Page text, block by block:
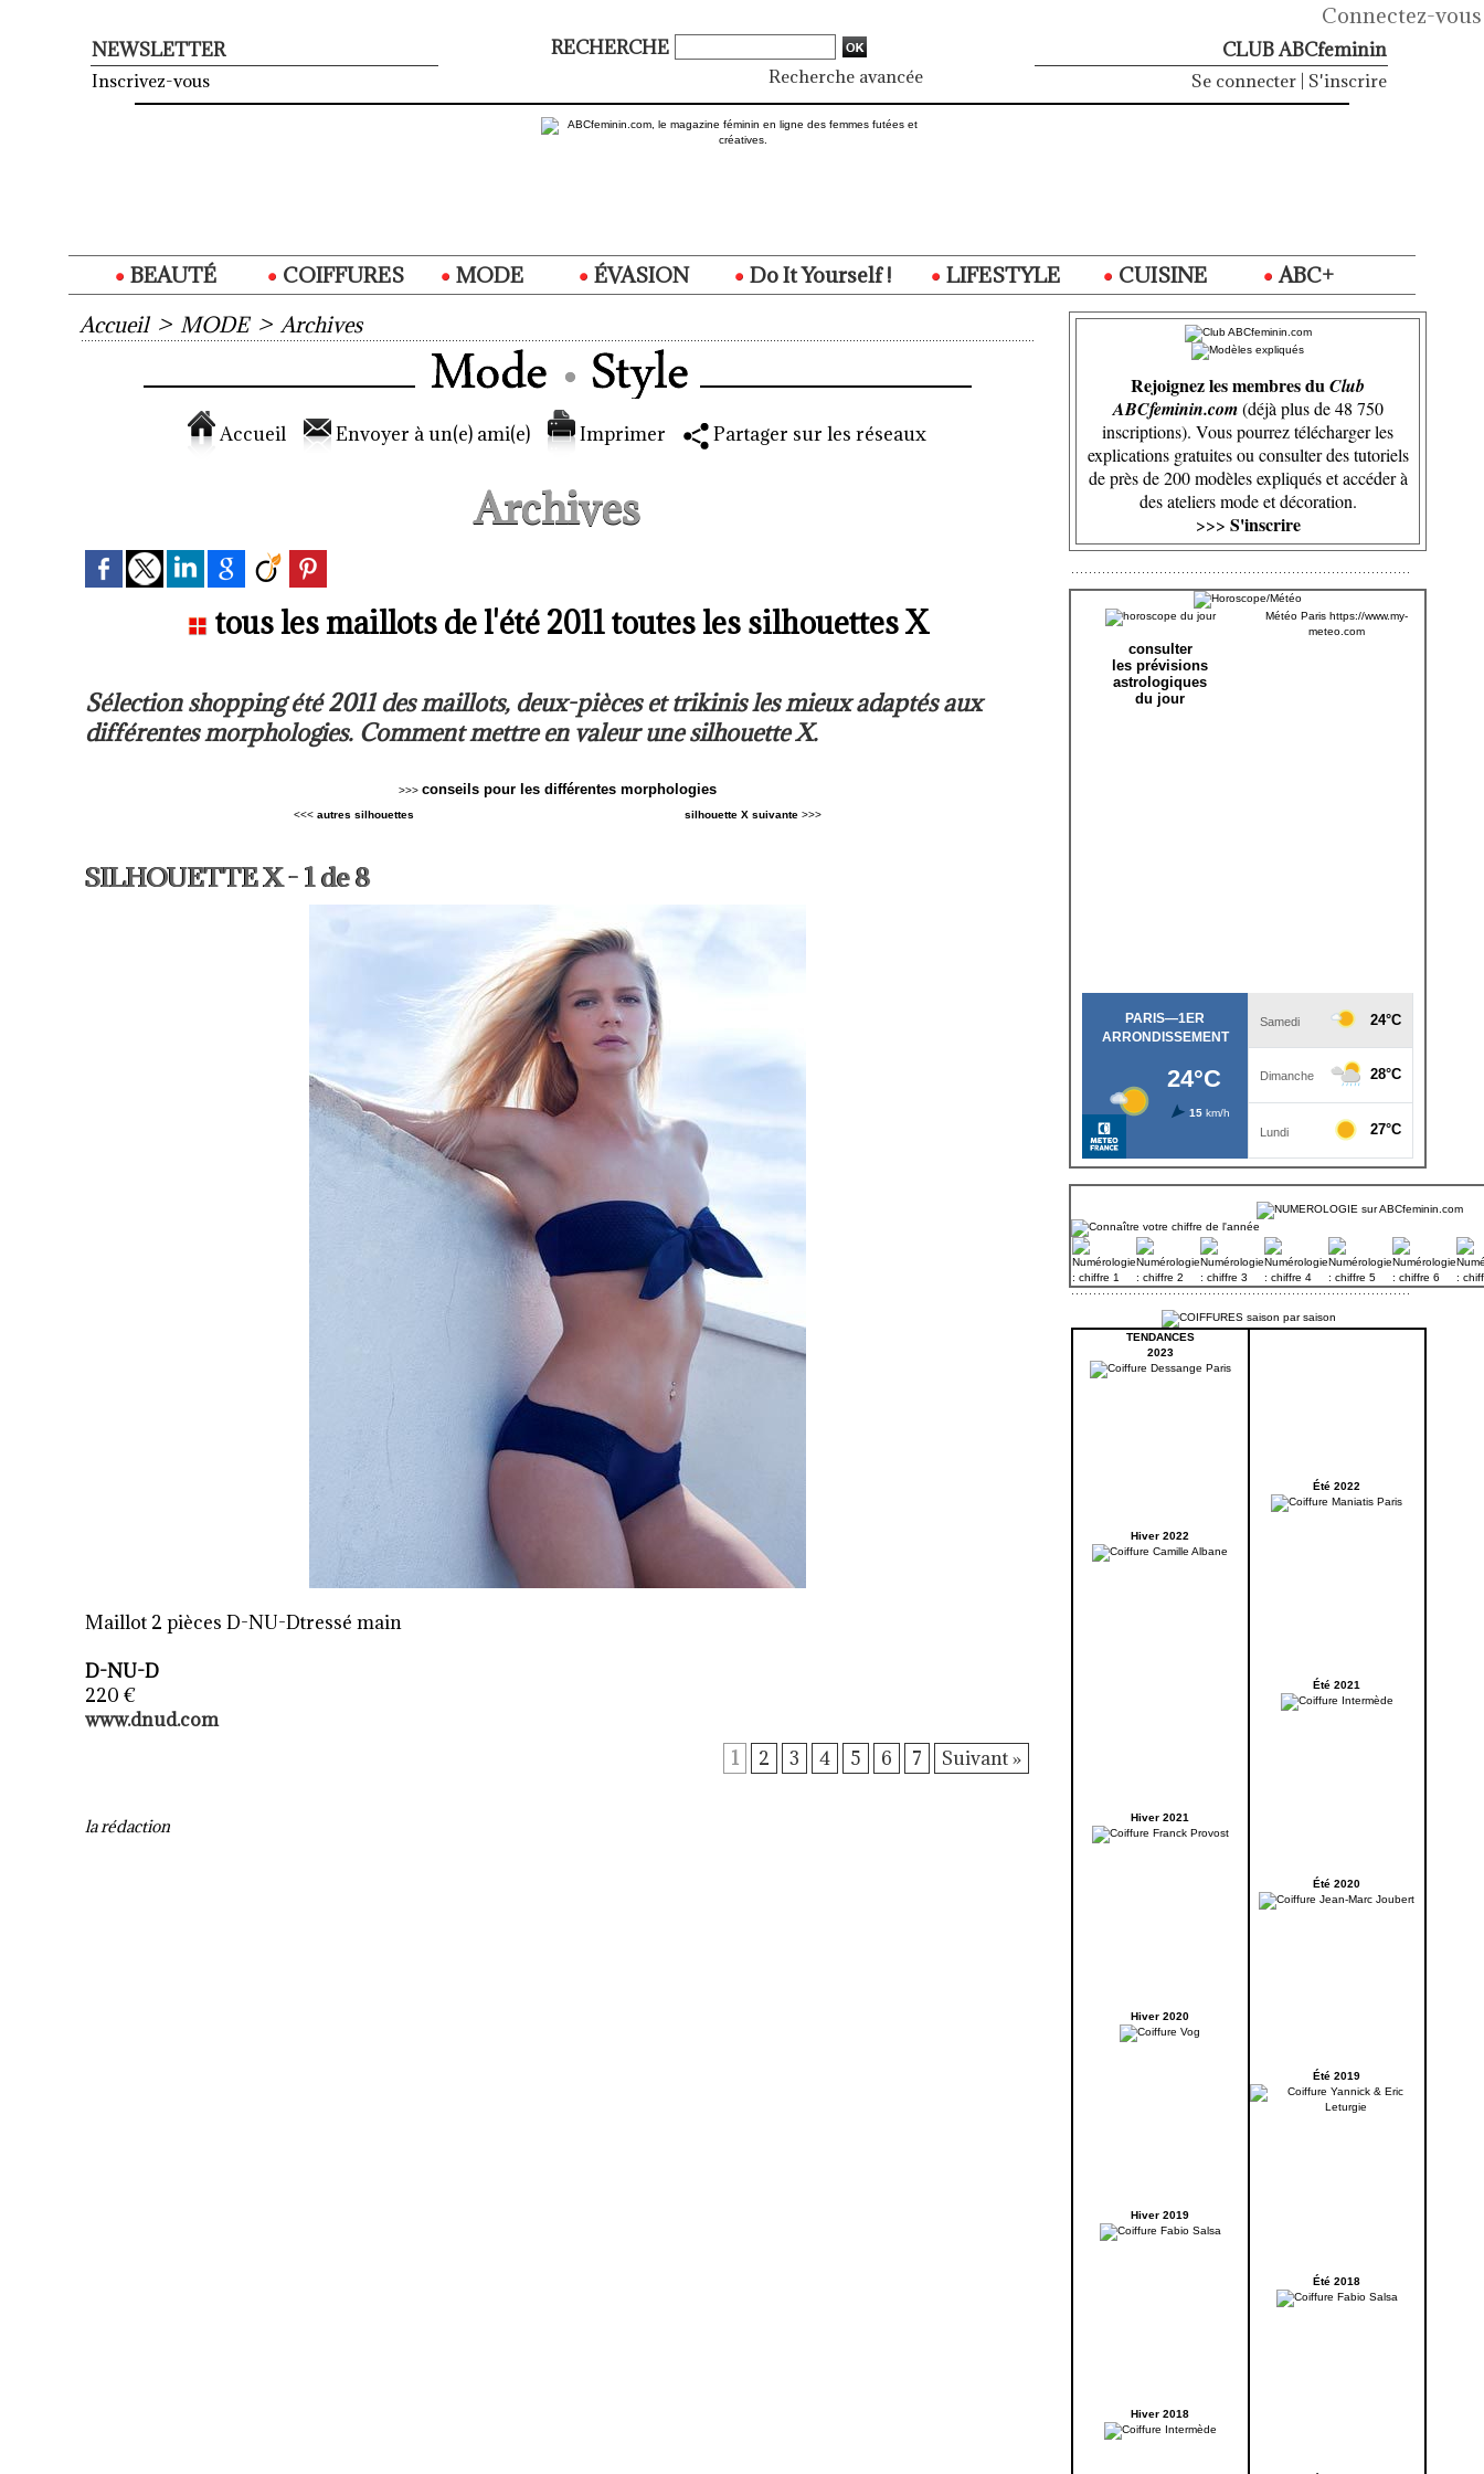
Connectez-vous
NEWSLETTER
Inscrivez-vous
RECHERCHE
Recherche avancée
CLUB ABCfeminin
Se connecter S'inscrire
BEAUTÉ COIFFURES MODE ÉVASION Do It Yourself ! LIFESTYLE CUISINE
ABC+
Accueil > MODE > Archives
Accueil Envoyer à un(e) ami(e) Imprimer Partager sur les réseaux
Archives
tous les maillots de l'été 2011 toutes les silhouettes X
Sélection shopping été 2011 des maillots, deux-pièces et trikinis les mieux adaptés aux
différentes morphologies. Comment mettre en valeur une silhouette X.
>>> conseils pour les différentes morphologies
<<< autres silhouettes silhouette X suivante>>>
SILHOUETTE X - 1 de 8
Maillot 2 pièces D-NU-Dtressé main
D-NU-D
220 €
www.dnud.com
1
2 3 4 5 6 7 Suivant »
la rédaction
Rejoignez les membres duClub
ABCfeminin.com(déjà plus de 48 750
inscriptions). Vous pourrez télécharger les
explications gratuites ou consulter des tutoriels
de près de 200 modèles expliqués et accéder à
des ateliers mode et décoration.
>>> S'inscrire
consulter
les prévisions
astrologiques
du jour
Météo Paris https://www.my-
meteo.com
TENDANCES
2023
Hiver 2022
Hiver 2021
Hiver 2020
Hiver 2019
Hiver 2018
Été 2022
Été 2021
Été 2020
Été 2019
Été 2018